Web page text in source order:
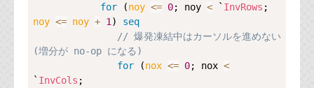
for (noy <= 0; noy < ` InvRows
noy <= noy + 1 ) seq
// 爆発凍結中はカーソルを進めない
(増分が no-op になる)
for (nox <= 0; nox <
` InvCols ;
Copy